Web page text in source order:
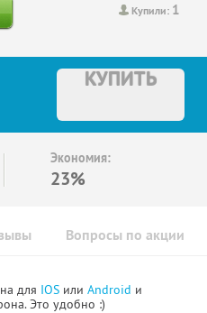
Купили: 1
КУПИТЬ
Экономия:
23%
Вопросы по акции
для IOS или Android и
Это удобно :)